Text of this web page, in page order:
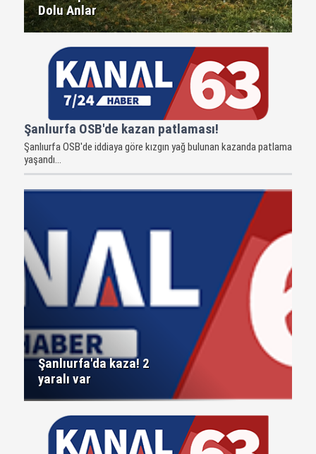
Dolu Anlar
Şanlıurfa OSB'de kazan patlaması!
Şanlıurfa OSB'de iddiaya göre kızgın yağ bulunan kazanda patlama
yaşandı...
Şanlıurfa'da kaza! 2
yaralı var